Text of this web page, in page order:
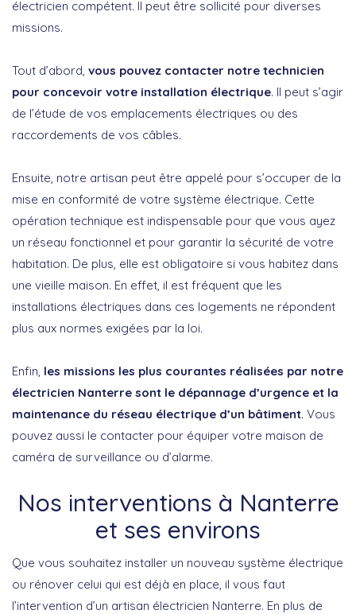
électricien compétent. Il peut être sollicité pour diverses
missions.
Tout d’abord, vous pouvez contacter notre technicien
pour concevoir votre installation électrique. Il peut s’agir
de l’étude de vos emplacements électriques ou des
raccordements de vos câbles.
Ensuite, notre artisan peut être appelé pour s’occuper de la
mise en conformité de votre système électrique. Cette
opération technique est indispensable pour que vous ayez
un réseau fonctionnel et pour garantir la sécurité de votre
habitation. De plus, elle est obligatoire si vous habitez dans
une vieille maison. En effet, il est fréquent que les
installations électriques dans ces logements ne répondent
plus aux normes exigées par la loi.
Enfin, les missions les plus courantes réalisées par notre
électricien Nanterre sont le dépannage d’urgence et la
maintenance du réseau électrique d’un bâtiment. Vous
pouvez aussi le contacter pour équiper votre maison de
caméra de surveillance ou d’alarme.
Nos interventions à Nanterre
et ses environs
Que vous souhaitez installer un nouveau système électrique
ou rénover celui qui est déjà en place, il vous faut
l’intervention d’un artisan électricien Nanterre. En plus de